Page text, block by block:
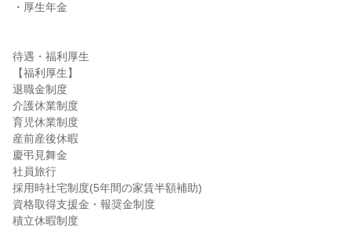
・厚生年金
待遇・福利厚生
【福利厚生】
退職金制度
介護休業制度
育児休業制度
産前産後休暇
慶弔見舞金
社員旅行
採用時社宅制度(5年間の家賃半額補助)
資格取得支援金・報奨金制度
積立休暇制度